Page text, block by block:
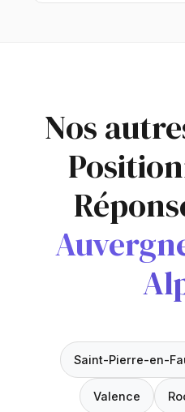
Nos
Saint-Pierre-en-
Valence